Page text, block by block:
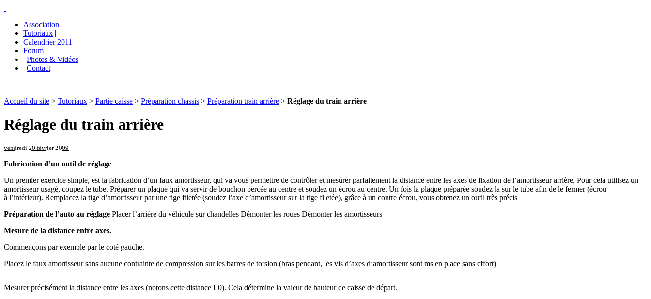
Association |
Tutoriaux |
Calendrier 2011 |
Forum
| Photos & Vidéos
| Contact
Accueil du site > Tutoriaux > Partie caisse > Préparation chassis > Préparation train arrière > Réglage du train arrière
Réglage du train arrière
vendredi 20 février 2009
Fabrication d’un outil de réglage
Un premier exercice simple, est la fabrication d’un faux amortisseur, qui va vous permettre de contrôler et mesurer parfaitement la distance entre les axes de fixation de l’amortisseur arrière. Pour cela utilisez un
amortisseur usagé, coupez le tube. Préparer un plaque qui va servir de bouchon percée au centre et soudez un écrou au centre. Un fois la plaque préparée soudez la sur le tube afin de le fermer (écrou
à l’intérieur). Remplacez la tige d’amortisseur par une tige filetée (soudez l’axe d’amortisseur sur la tige filetée), grâce à un contre écrou, vous obtenez un outil très précis
Préparation de l’auto au réglage Placer l’arrière du véhicule sur chandelles Démonter les roues Démonter les amortisseurs
Mesure de la distance entre axes.
Commençons par exemple par le coté gauche.
Placez le faux amortisseur sans aucune contrainte de compression sur les barres de torsion (bras pendant, les vis d’axes d’amortisseur sont ms en place sans effort)
Mesurer précisément la distance entre les axes (notons cette distance L0). Cela détermine la valeur de hauteur de caisse de départ.